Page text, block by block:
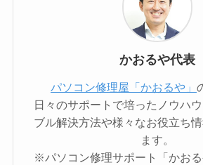
かおるや代表
パソコン修理屋「かおるや」
日々のサポートで培ったノウハ
ブル解決方法や様々なお役立ち
ます。
※パソコン修理サポート「かお